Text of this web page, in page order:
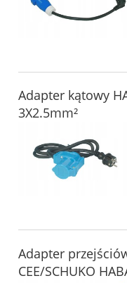
Adapter kątowy
3X2.5mm²
Adapter
CEE/SCHUKO